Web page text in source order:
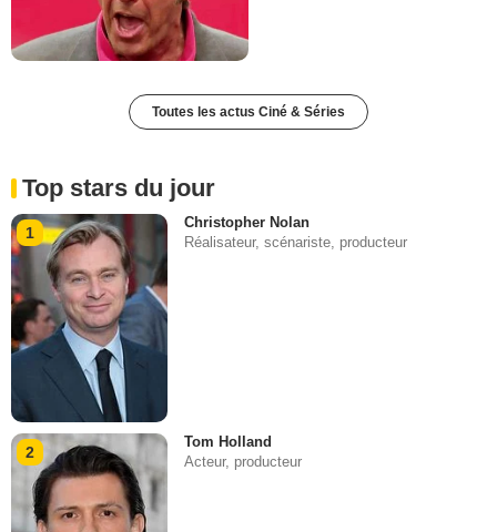
Toutes les actus Ciné & Séries
Top stars du jour
1
Christopher Nolan
Réalisateur, scénariste, producteur
2
Tom Holland
Acteur, producteur